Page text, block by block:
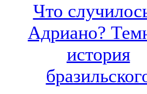
Что
Адриано?
история